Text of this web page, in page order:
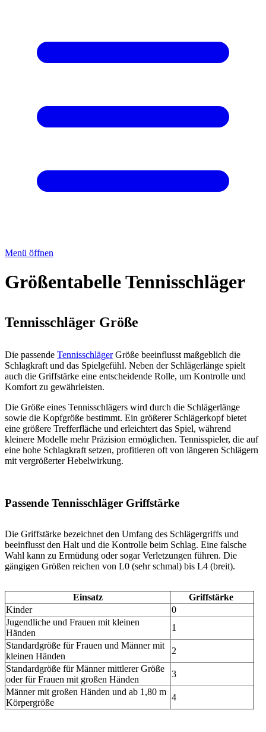
Menü öffnen
Größentabelle Tennisschläger
Tennisschläger Größe
Die passende TennisschlägerGröße beeinflusst maßgeblich die
Schlagkraft und das Spielgefühl. Neben der Schlägerlänge spielt
auch die Griffstärke eine entscheidende Rolle, um Kontrolle und
Komfort zu gewährleisten.
Die Größe eines Tennisschlägers wird durch die Schlägerlänge
sowie die Kopfgröße bestimmt. Ein größerer Schlägerkopf bietet
eine größere Trefferfläche und erleichtert das Spiel, während
kleinere Modelle mehr Präzision ermöglichen. Tennisspieler, die auf
eine hohe Schlagkraft setzen, profitieren oft von längeren Schlägern
mit vergrößerter Hebelwirkung.
Passende Tennisschläger Griffstärke
Die Griffstärke bezeichnet den Umfang des Schlägergriffs und
beeinflusst den Halt und die Kontrolle beim Schlag. Eine falsche
Wahl kann zu Ermüdung oder sogar Verletzungen führen. Die
gängigen Größen reichen von L0 (sehr schmal) bis L4 (breit).
Einsatz
Griffstärke
Kinder
0
Jugendliche und Frauen mit kleinen
Händen
1
Standardgröße für Frauen und Männer mit
kleinen Händen
2
Standardgröße für Männer mittlerer Größe
oder für Frauen mit großen Händen
3
Männer mit großen Händen und ab 1,80 m
Körpergröße
4